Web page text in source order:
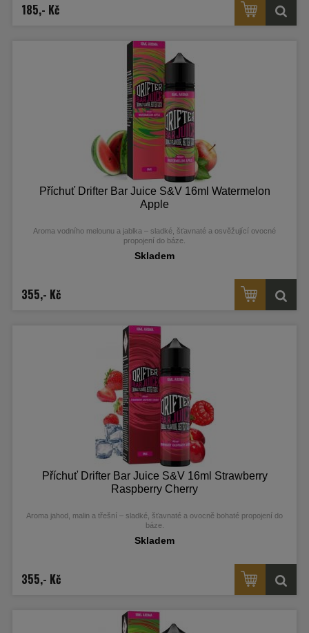
185,- Kč
Příchuť Drifter Bar Juice S&V 16ml Watermelon
Apple
Aroma vodního melounu a jablka – sladké, šťavnaté a osvěžující ovocné
propojení do báze.
Skladem
355,- Kč
Příchuť Drifter Bar Juice S&V 16ml Strawberry
Raspberry Cherry
Aroma jahod, malin a třešní – sladké, šťavnaté a ovocně bohaté propojení do
báze.
Skladem
355,- Kč